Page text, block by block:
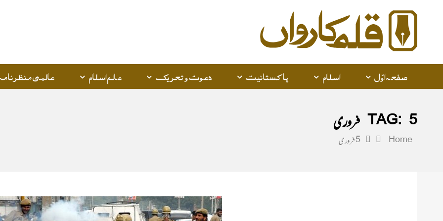
Karwan
صفحہ اوّل اسلام پاکستانیت دعوت و تحریک عالم اسلام عالمی
TAG: 5 فروری
Home 5 فروری